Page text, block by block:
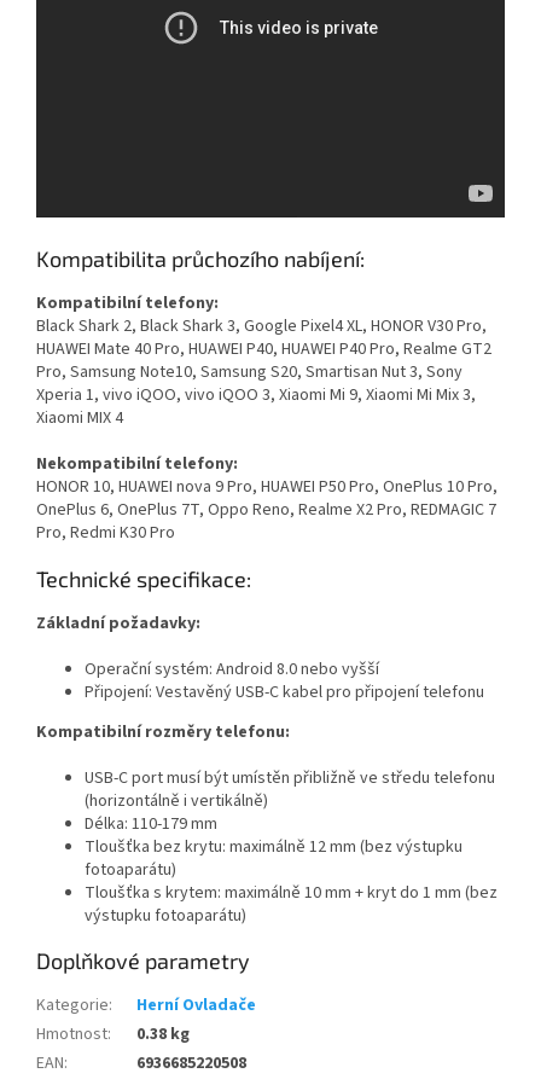
Kompatibilita průchozího nabíjení:
Kompatibilní telefony:
Black Shark 2, Black Shark 3, Google Pixel4 XL, HONOR V30 Pro,
HUAWEI Mate 40 Pro, HUAWEI P40, HUAWEI P40 Pro, Realme GT2
Pro, Samsung Note10, Samsung S20, Smartisan Nut 3, Sony
Xperia 1, vivo iQOO, vivo iQOO 3, Xiaomi Mi 9, Xiaomi Mi Mix 3,
Xiaomi MIX 4
Nekompatibilní telefony:
HONOR 10, HUAWEI nova 9 Pro, HUAWEI P50 Pro, OnePlus 10 Pro,
OnePlus 6, OnePlus 7T, Oppo Reno, Realme X2 Pro, REDMAGIC 7
Pro, Redmi K30 Pro
Technické specifikace:
Základní požadavky:
Operační systém: Android 8.0 nebo vyšší
Připojení: Vestavěný USB-C kabel pro připojení telefonu
Kompatibilní rozměry telefonu:
USB-C port musí být umístěn přibližně ve středu telefonu
(horizontálně i vertikálně)
Délka: 110-179 mm
Tloušťka bez krytu: maximálně 12 mm (bez výstupku
fotoaparátu)
Tloušťka s krytem: maximálně 10 mm + kryt do 1 mm (bez
výstupku fotoaparátu)
Doplňkové parametry
Kategorie:
Herní Ovladače
Hmotnost:
0.38 kg
EAN:
6936685220508